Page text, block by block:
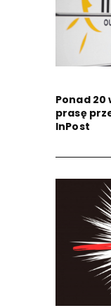
Ponad
prasę
InPost